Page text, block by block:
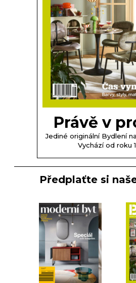
Právě v
Jediné originální Bydlení
Vychází od roku
Předplaťte si